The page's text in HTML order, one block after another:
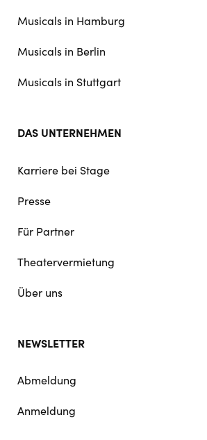
Musicals in Hamburg
Musicals in Berlin
Musicals in Stuttgart
DAS UNTERNEHMEN
Karriere bei Stage
Presse
Für Partner
Theatervermietung
Über uns
NEWSLETTER
Abmeldung
Anmeldung